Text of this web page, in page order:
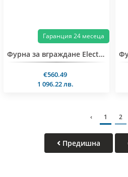
Гаранция 24 месеца
Фурна за вграждане Electrolux EOD6P77WZ
€560.49
1 096.22 лв.
‹ 1 2
Предишна